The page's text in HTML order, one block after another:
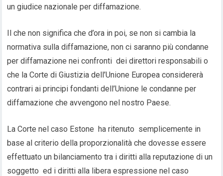
un giudice nazionale per diffamazione.
Il che non significa che d’ora in poi, se non si cambia la
normativa sulla diffamazione, non ci saranno più condanne
per diffamazione nei confronti dei direttori responsabili o
che la Corte di Giustizia dell’Unione Europea considererà
contrari ai principi fondanti dell’Unione le condanne per
diffamazione che avvengono nel nostro Paese.
La Corte nel caso Estone ha ritenuto semplicemente in
base al criterio della proporzionalità che dovesse essere
effettuato un bilanciamento tra i diritti alla reputazione di un
soggetto ed i diritti alla libera espressione nel caso